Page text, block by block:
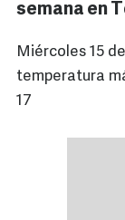
semana en
Miércoles 15
temperatura
17